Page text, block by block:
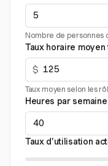
Nombre de personnes
Taux horaire moyen
$
Taux moyen selon les
Heures par
Taux d'utilisation